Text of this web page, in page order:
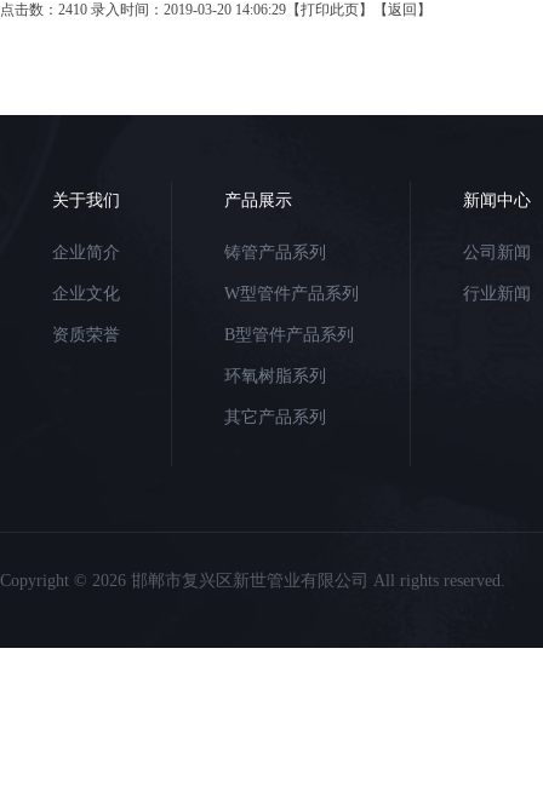
点击数：2410 录入时间：2019-03-20 14:06:29【打印此页】【返回 】
关于我们
企业简介
企业文化
资质荣誉
产品展示
铸管产品系列
W型管件产品系列
B型管件产品系列
环氧树脂系列
其它产品系列
新闻中心
公司新闻
行业新闻
Copyright © 2026 邯郸市复兴区新世管业有限公司 All rights reserved.